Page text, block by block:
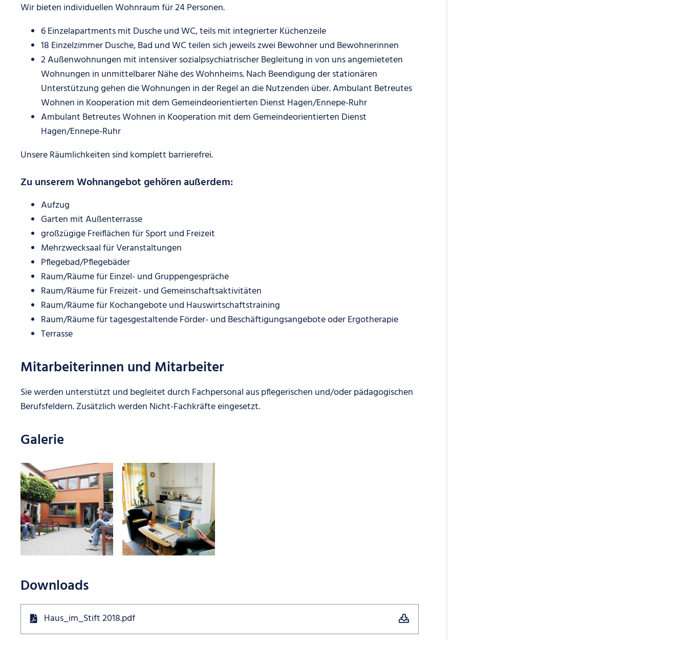
Wir bieten individuellen Wohnraum für 24 Personen.
6 Einzelapartments mit Dusche und WC, teils mit integrierter Küchenzeile
18 Einzelzimmer Dusche, Bad und WC teilen sich jeweils zwei Bewohner und Bewohnerinnen
2 Außenwohnungen mit intensiver sozialpsychiatrischer Begleitung in von uns angemieteten
Wohnungen in unmittelbarer Nähe des Wohnheims. Nach Beendigung der stationären
Unterstützung gehen die Wohnungen in der Regel an die Nutzenden über. Ambulant Betreutes
Wohnen in Kooperation mit dem Gemeindeorientierten Dienst Hagen/Ennepe-Ruhr
Ambulant Betreutes Wohnen in Kooperation mit dem Gemeindeorientierten Dienst
Hagen/Ennepe-Ruhr
Unsere Räumlichkeiten sind komplett barrierefrei.
Zu unserem Wohnangebot gehören außerdem:
Aufzug
Garten mit Außenterrasse
großzügige Freiflächen für Sport und Freizeit
Mehrzwecksaal für Veranstaltungen
Pflegebad/Pflegebäder
Raum/Räume für Einzel- und Gruppengespräche
Raum/Räume für Freizeit- und Gemeinschaftsaktivitäten
Raum/Räume für Kochangebote und Hauswirtschaftstraining
Raum/Räume für tagesgestaltende Förder- und Beschäftigungsangebote oder Ergotherapie
Terrasse
Mitarbeiterinnen und Mitarbeiter
Sie werden unterstützt und begleitet durch Fachpersonal aus pflegerischen und/oder pädagogischen
Berufsfeldern. Zusätzlich werden Nicht-Fachkräfte eingesetzt.
Galerie
Downloads
Haus_im_Stift 2018.pdf